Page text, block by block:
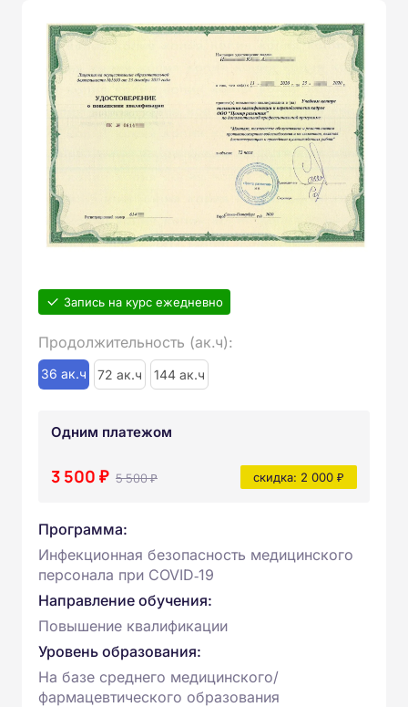
Запись на курс ежедневно
Продолжительность (ак.ч):
36 ак.ч 72 ак.ч 144 ак.ч
Одним платежом
3 500 ₽ 5 500 ₽ скидка: 2 000 ₽
Программа:
Инфекционная безопасность медицинского
персонала при COVID‑19
Направление обучения:
Повышение квалификации
Уровень образования:
На базе среднего медицинского/
фармацевтического образования